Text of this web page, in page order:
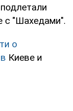
с "Шахедами".
о
Киеве и